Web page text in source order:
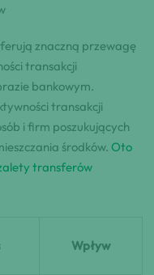
znaczną przewagę
transakcji
bankowym.
transakcji
i firm poszukujących
środków. Oto
transferów
Wpływ